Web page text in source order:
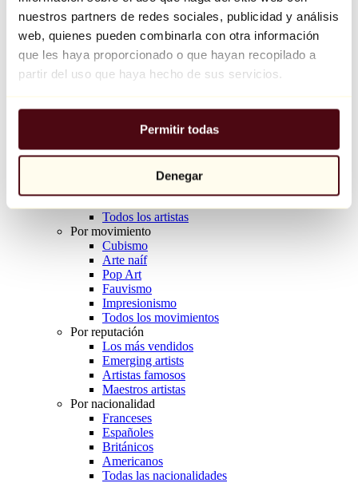
nuestros partners de redes sociales, publicidad y análisis
web, quienes pueden combinarla con otra información
que les haya proporcionado o que hayan recopilado a
partir del uso que haya hecho de sus servicios.
Permitir todas
Denegar
Balloon Dog (Orange)
Jeff Koons
10.000 €
Explorar
Todos los escultores
Todos los fotógrafos
Todos los artistas
Por movimiento
Cubismo
Arte naíf
Pop Art
Fauvismo
Impresionismo
Todos los movimientos
Por reputación
Los más vendidos
Emerging artists
Artistas famosos
Maestros artistas
Por nacionalidad
Franceses
Españoles
Británicos
Americanos
Todas las nacionalidades